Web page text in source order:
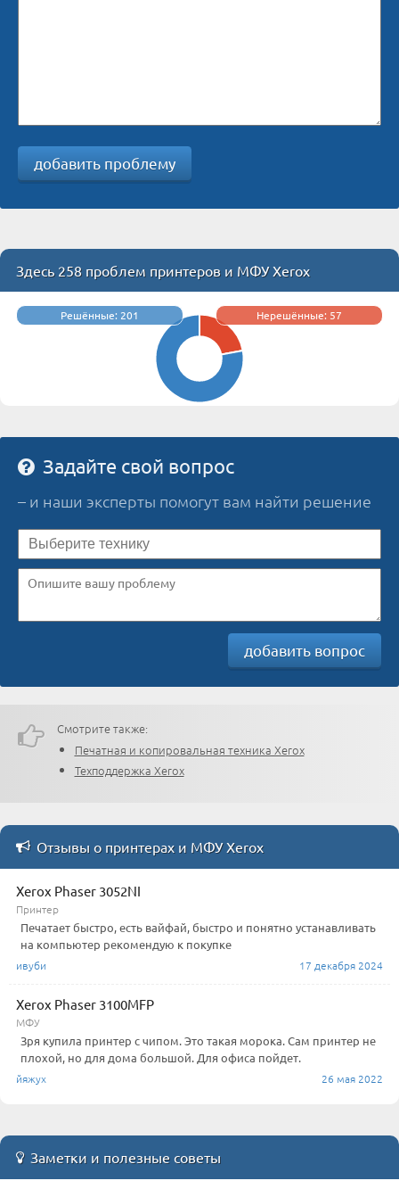
добавить проблему
Здесь 258 проблем принтеров и МФУ Xerox
Решённые: 201 Нерешённые: 57
Задайте свой вопрос
– и наши эксперты помогут вам найти решение
добавить вопрос
Смотрите также:
Печатная и копировальная техника Xerox
Техподдержка Xerox
Отзывы о принтерах и МФУ Xerox
Xerox Phaser 3052NI
Принтер
Печатает быстро, есть вайфай, быстро и понятно устанавливать
на компьютер рекомендую к покупке
ивуби 17 декабря 2024
Xerox Phaser 3100MFP
МФУ
Зря купила принтер с чипом. Это такая морока. Сам принтер не
плохой, но для дома большой. Для офиса пойдет.
йяжух 26 мая 2022
Заметки и полезные советы